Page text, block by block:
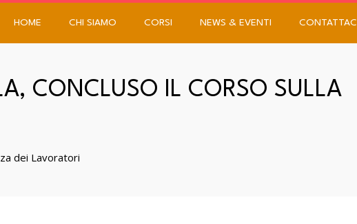
HOME CHI SIAMO CORSI NEWS & EVENTI CONTATTACI
CONCLUSO IL CORSO SULLA
dei Lavoratori